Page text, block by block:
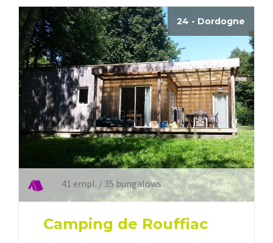
24 - Dordogne
41 empl. / 35 bungalows
Camping de Rouffiac